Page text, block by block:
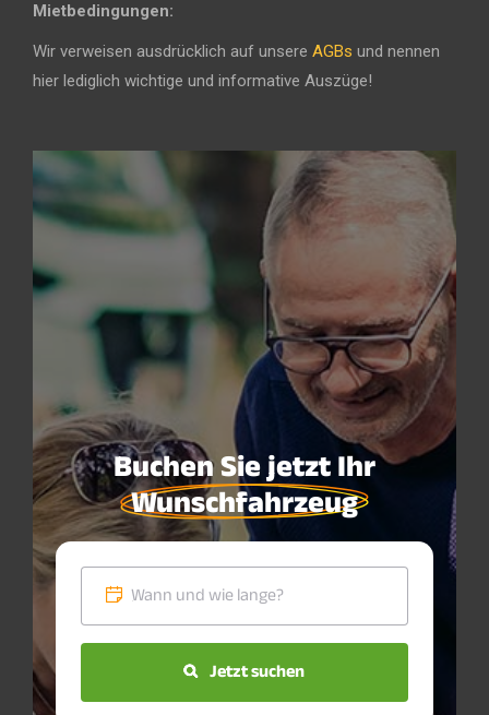
Mietbedingungen:
Wir verweisen ausdrücklich auf unsere AGBs und nennen
hier lediglich wichtige und informative Auszüge!